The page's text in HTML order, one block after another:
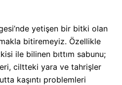
yetişen bir bitki olan
bitiremeyiz. Özellikle
ile bilinen bıttım sabunu;
ciltteki yara ve tahrişler
kaşıntı problemleri